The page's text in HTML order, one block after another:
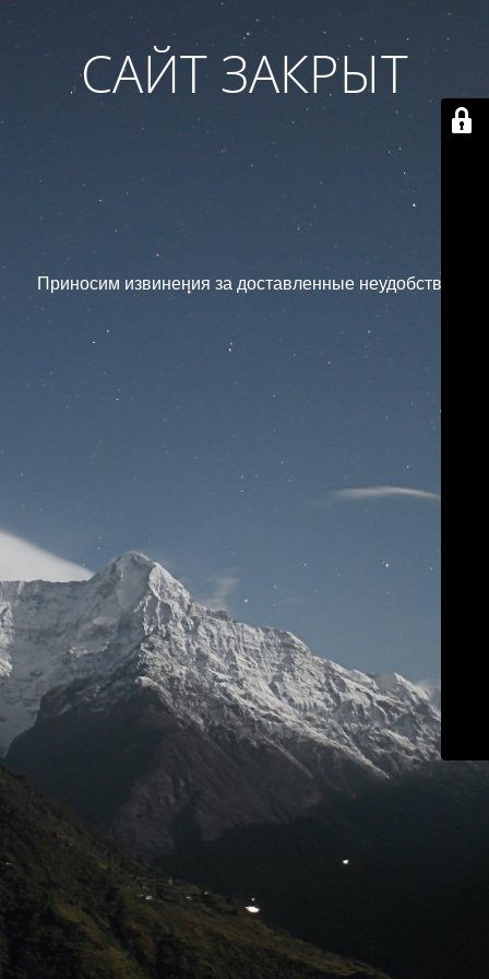
САЙТ ЗАКРЫТ
Приносим извинения за доставленные неудобства